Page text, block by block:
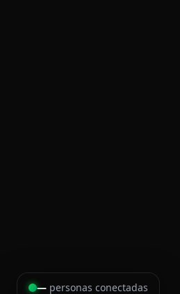
— personas conectadas